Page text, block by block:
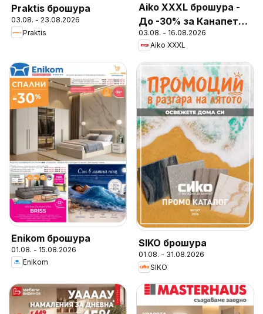
Praktis брошура
03.08. - 23.08.2026
Praktis
Aiko XXXL брошура -
До -30% за Канапета
и Фотьойли
03.08. - 16.08.2026
Aiko XXXL
Enikom брошура
01.08. - 15.08.2026
Enikom
SIKO брошура
01.08. - 31.08.2026
SIKO